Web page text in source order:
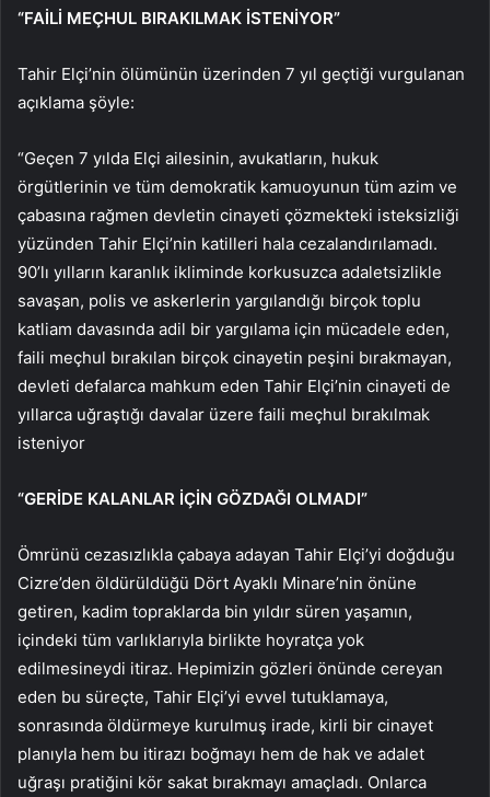
“FAİLİ MEÇHUL BIRAKILMAK İSTENİYOR”
Tahir Elçi’nin ölümünün üzerinden 7 yıl geçtiği vurgulanan
açıklama şöyle:
“Geçen 7 yılda Elçi ailesinin, avukatların, hukuk
örgütlerinin ve tüm demokratik kamuoyunun tüm azim ve
çabasına rağmen devletin cinayeti çözmekteki isteksizliği
yüzünden Tahir Elçi’nin katilleri hala cezalandırılamadı.
90’lı yılların karanlık ikliminde korkusuzca adaletsizlikle
savaşan, polis ve askerlerin yargılandığı birçok toplu
katliam davasında adil bir yargılama için mücadele eden,
faili meçhul bırakılan birçok cinayetin peşini bırakmayan,
devleti defalarca mahkum eden Tahir Elçi’nin cinayeti de
yıllarca uğraştığı davalar üzere faili meçhul bırakılmak
isteniyor
“GERİDE KALANLAR İÇİN GÖZDAĞI OLMADI”
Ömrünü cezasızlıkla çabaya adayan Tahir Elçi’yi doğduğu
Cizre’den öldürüldüğü Dört Ayaklı Minare’nin önüne
getiren, kadim topraklarda bin yıldır süren yaşamın,
içindeki tüm varlıklarıyla birlikte hoyratça yok
edilmesineydi itiraz. Hepimizin gözleri önünde cereyan
eden bu süreçte, Tahir Elçi’yi evvel tutuklamaya,
sonrasında öldürmeye kurulmuş irade, kirli bir cinayet
planıyla hem bu itirazı boğmayı hem de hak ve adalet
uğraşı pratiğini kör sakat bırakmayı amaçladı. Onlarca